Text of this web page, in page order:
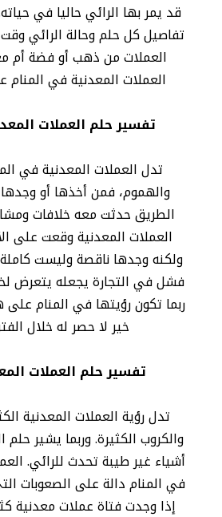
قد يمر بها الرائي حاليا في
تفاصيل كل حلم وحالة الرائي
العملات من ذهب أو فضة أم
العملات المعدنية في المنام
تفسير حلم العملات
تدل العملات المعدنية في
والهموم، فمن أخذها أو
الطريق حدثت معه خلافات
العملات المعدنية وقعت على
ولكنه وجدها ناقصة وليست
فشل في التجارة يجعله يتعرض
ربما تكون رؤيتها في المنام
خير لا حصر له خلال
تفسير حلم العملات
تدل رؤية العملات المعدنية
والكروب الكثيرة. وربما يشير حلم
أشياء غير طيبة تحدث للرائي.
في المنام دالة على الصعوبات
إذا وجدت فتاة عملات معدنية